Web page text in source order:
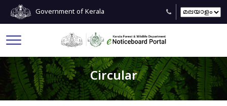
Government of Kerala
Circular